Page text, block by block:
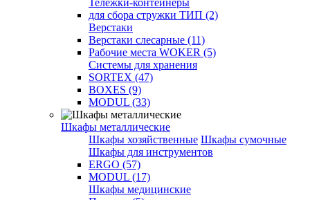
Тележки-контейнеры
для сбора стружки ТИП (2)
Верстаки
Верстаки слесарные (11)
Рабочие места WOKER (5)
Системы для хранения
SORTEX (47)
BOXES (9)
MODUL (33)
Шкафы металлические
Шкафы хозяйственные Шкафы сумочные
Шкафы для инструментов
ERGO (57)
MODUL (17)
Шкафы медицинские